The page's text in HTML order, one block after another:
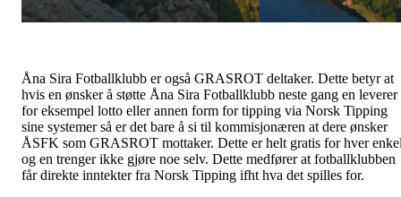
Åna Sira Fotballklubb er også GRASROT deltaker. Dette betyr at
hvis en ønsker å støtte Åna Sira Fotballklubb neste gang en leverer
for eksempel lotto eller annen form for tipping via Norsk Tipping
sine systemer så er det bare å si til kommisjonæren at dere ønsker
ÅSFK som GRASROT mottaker. Dette er helt gratis for hver
og en trenger ikke gjøre noe selv. Dette medfører at fotballklubben
får direkte inntekter fra Norsk Tipping ifht hva det spilles for.